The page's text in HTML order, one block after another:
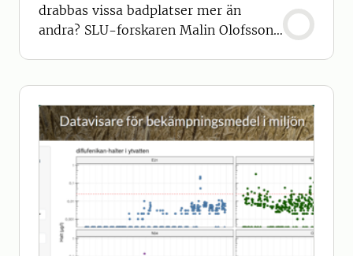
drabbas vissa badplatser mer än
andra? SLU-forskaren Malin Olofsson